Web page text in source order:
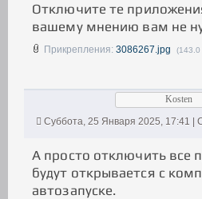
Отключите те
вашему мнению вам не
Прикрепления: 3086267.jpg (143.0
Kosten
Суббота, 25 Января 2025, 17:41 |
А просто отключить все
будут открывается с
автозапуске.